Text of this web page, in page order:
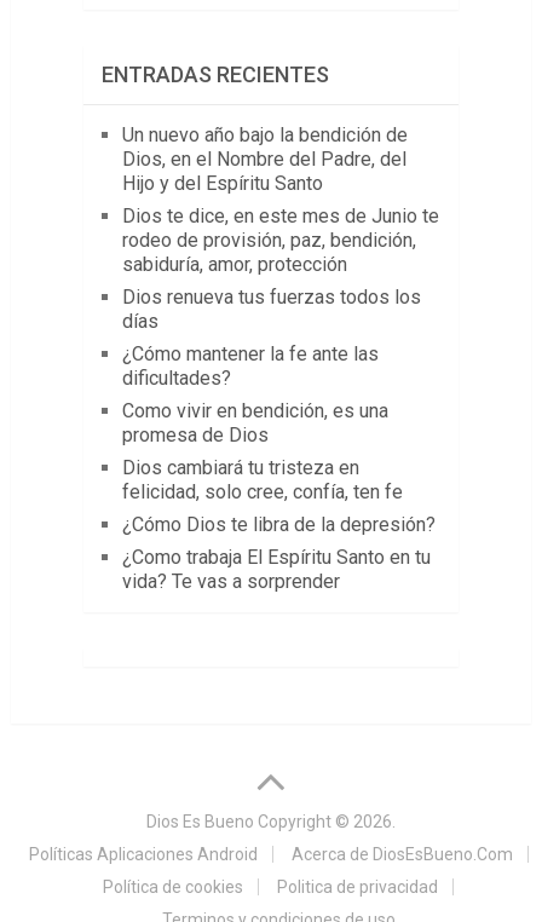
ENTRADAS RECIENTES
Un nuevo año bajo la bendición de
Dios, en el Nombre del Padre, del
Hijo y del Espíritu Santo
Dios te dice, en este mes de Junio te
rodeo de provisión, paz, bendición,
sabiduría, amor, protección
Dios renueva tus fuerzas todos los
días
¿Cómo mantener la fe ante las
dificultades?
Como vivir en bendición, es una
promesa de Dios
Dios cambiará tu tristeza en
felicidad, solo cree, confía, ten fe
¿Cómo Dios te libra de la depresión?
¿Como trabaja El Espíritu Santo en tu
vida? Te vas a sorprender
Dios Es Bueno Copyright © 2026.
Políticas Aplicaciones Android
Acerca de DiosEsBueno.Com
Política de cookies
Politica de privacidad